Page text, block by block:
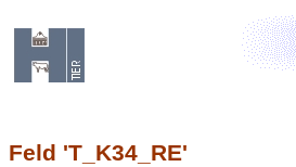
Feld 'T_K34_RE'